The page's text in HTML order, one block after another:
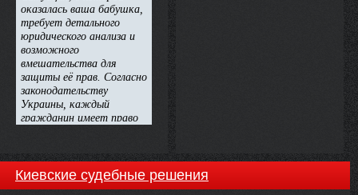
Киевские судебные решения